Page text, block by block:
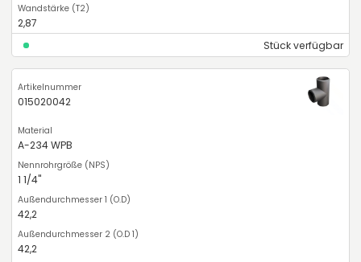
2,87
Stück verfügbar
015020042
A-234 WPB
1 1/4"
42,2
42,2